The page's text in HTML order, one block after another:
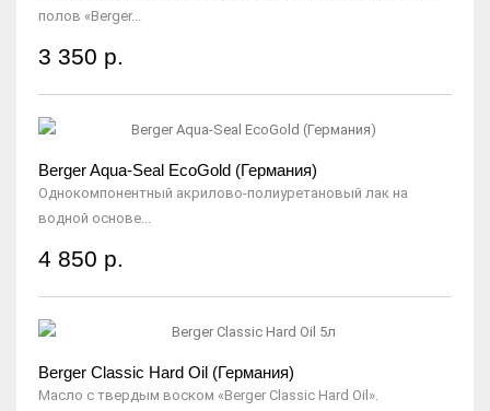
полов «Berger...
3 350 р.
Berger Aqua-Seal EcoGold (Германия)
Однокомпонентный акрилово-полиуретановый лак на
водной основе...
4 850 р.
Berger Classic Hard Oil (Германия)
Масло с твердым воском «Berger Classic Hard Oil».